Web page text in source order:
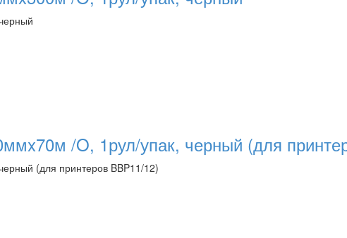
/O, 1рул/упак, черный (для
(для принтеров BBP11/12)